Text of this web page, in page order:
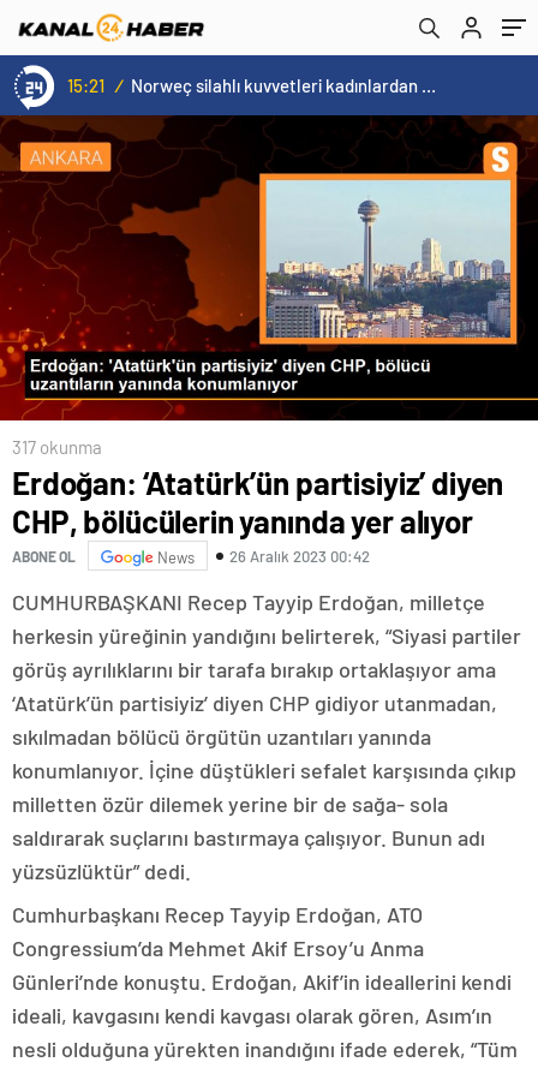
15:21 / Norweç silahlı kuvvetleri kadınlardan oluşan özel kuvvetler eğitimlerini başlattı.
317 okunma
Erdoğan: ‘Atatürk’ün partisiyiz’ diyen
CHP, bölücülerin yanında yer alıyor
ABONE OL News 26 Aralık 2023 00:42
CUMHURBAŞKANI Recep Tayyip Erdoğan, milletçe
herkesin yüreğinin yandığını belirterek, “Siyasi partiler
görüş ayrılıklarını bir tarafa bırakıp ortaklaşıyor ama
‘Atatürk’ün partisiyiz’ diyen CHP gidiyor utanmadan,
sıkılmadan bölücü örgütün uzantıları yanında
konumlanıyor. İçine düştükleri sefalet karşısında çıkıp
milletten özür dilemek yerine bir de sağa- sola
saldırarak suçlarını bastırmaya çalışıyor. Bunun adı
yüzsüzlüktür” dedi.
Cumhurbaşkanı Recep Tayyip Erdoğan, ATO
Congressium’da Mehmet Akif Ersoy’u Anma
Günleri’nde konuştu. Erdoğan, Akif’in ideallerini kendi
ideali, kavgasını kendi kavgası olarak gören, Asım’ın
nesli olduğuna yürekten inandığını ifade ederek, “Tüm
aday gösterilmesine tepki gösterdi